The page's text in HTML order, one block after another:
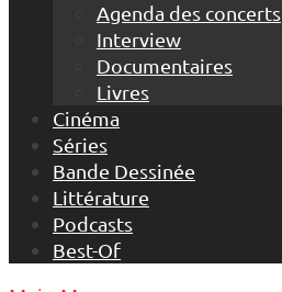
Agenda des concerts
Interview
Documentaires
Livres
Cinéma
Séries
Bande Dessinée
Littérature
Podcasts
Best-Of